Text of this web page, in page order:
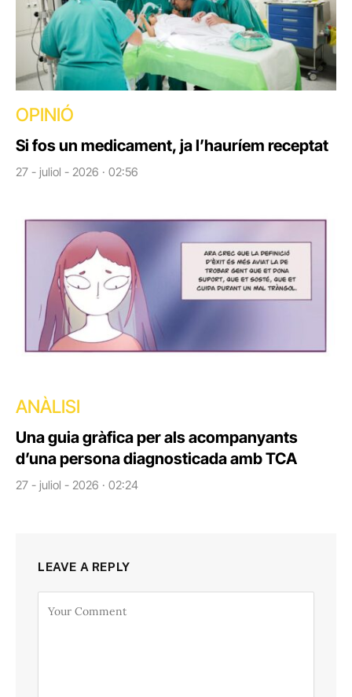
OPINIÓ
Si fos un medicament, ja l’hauríem receptat
27 - juliol - 2026 · 02:56
ANÀLISI
Una guia gràfica per als acompanyants
d’una persona diagnosticada amb TCA
27 - juliol - 2026 · 02:24
LEAVE A REPLY